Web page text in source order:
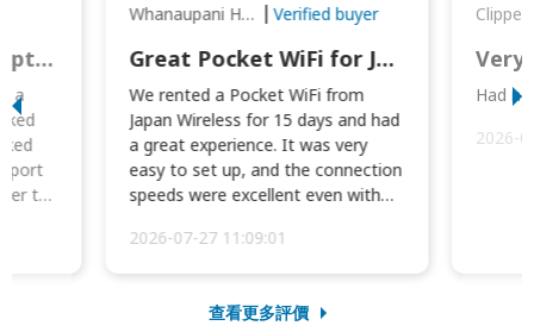
This was wonderful option to a family of four. Everything worked smoothly.
a
to
Whanaupani Henry Joseph Macown Verified buyer
Great Pocket WiFi for Japan Travel
We rented a Pocket WiFi from
Japan Wireless for 15 days and had
a great experience. It was very
easy to set up, and the connection
speeds were excellent even with
2026-07-27 11:09:01
Very
Had
2026-
查看更多評價